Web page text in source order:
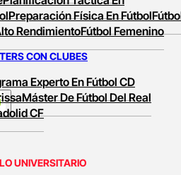
UNIVERSITARIO
Preparación Física En Fútbol
RendimientoFútbol Femenino
CON CLUBES
Experto En Fútbol CD
Máster De Fútbol Del Real
CF